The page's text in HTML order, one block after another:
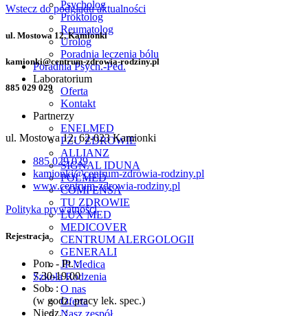
Psycholog
Proktolog
Reumatolog
Urolog
Poradnia leczenia bólu
Poradnia Psych.-Ped.
Laboratorium
Oferta
Kontakt
Partnerzy
ENELMED
PZU ZDROWIE
ALLIANZ
SIGNAL IDUNA
POLMED
COMPENSA
TU ZDROWIE
LUX MED
MEDICOVER
CENTRUM ALERGOLOGII
GENERALI
JP Medica
Szkoła Rodzenia
O nas
Oferta
Nasz zespół
Wstecz do podglądu aktualności
ul. Mostowa 12, Kamionki
kamionki@centrum-zdrowia-rodziny.pl
885 029 029
ul. Mostowa 12, 62-023 Kamionki
885 029 029
kamionki@centrum-zdrowia-rodziny.pl
www.centrum-zdrowia-rodziny.pl
Polityka prywatności
Rejestracja
Pon. - Pt. :
7.30-19.00
Sob. :
(w godz. pracy lek. spec.)
Niedz. :